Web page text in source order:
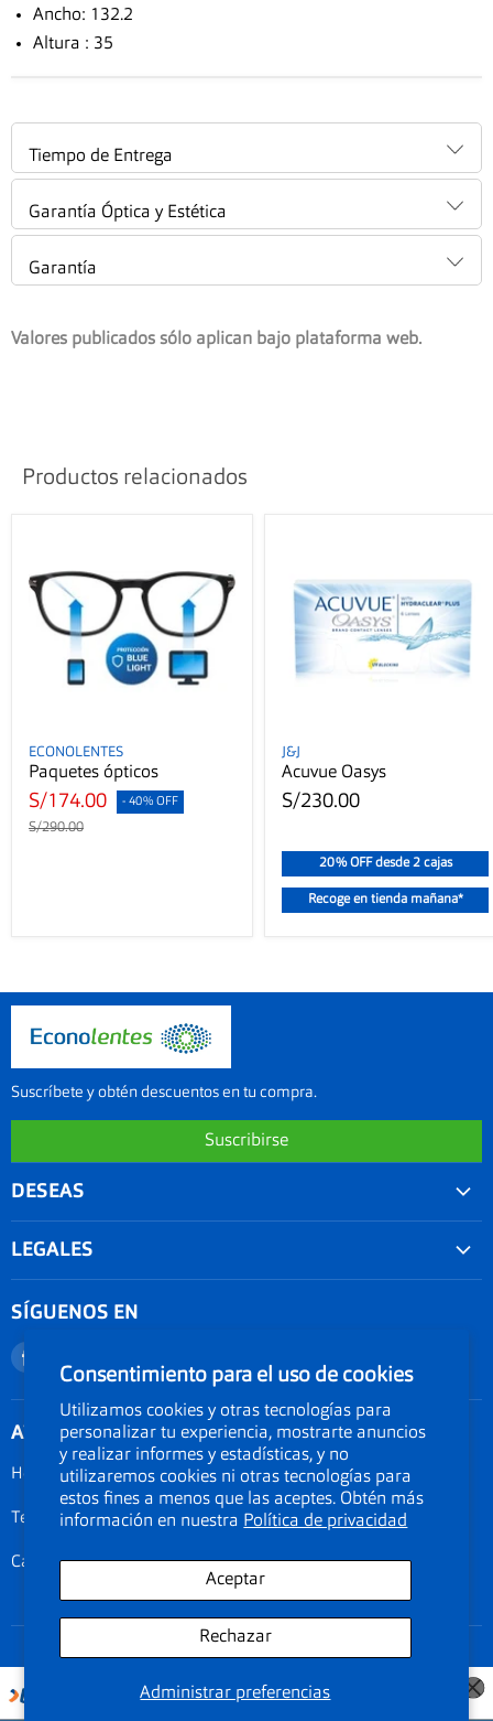
Consentimiento para el uso de cookies
Utilizamos cookies y otras tecnologías para
personalizar tu experiencia, mostrarte anuncios
y realizar informes y estadísticas, y no
utilizaremos cookies ni otras tecnologías para
estos fines a menos que las aceptes. Obtén más
información en nuestra Política de privacidad
Administrar preferencias
Aceptar
Rechazar
Ancho: 132.2
Altura : 35
Tiempo de Entrega
Garantía Óptica y Estética
Garantía
Valores publicados sólo aplican bajo plataforma web.
Productos relacionados
ECONOLENTES
Paquetes ópticos
S/174.00 - 40% OFF
S/290.00
J&J
Acuvue Oasys
S/230.00
20% OFF desde 2 cajas
Recoge en tienda mañana*
Suscríbete y obtén descuentos en tu compra.
Suscribirse
DESEAS
Seguimiento de Pedido
Nuestro blog
Documentos Electronicos Topsa Peru S.A.C
Documentos Electrónicos GMO Peru S.A.C
LEGALES
Promociones
Políticas de Envío
Política de privacidad
Legal de cookies
Documentos electrónicos
SÍGUENOS EN
Facebook
en
Instagram
ATENCIÓN AL CLIENTE
Horarios: Lunes a Viernes de 09:00am a 06:00pm
Teléfono 01-3190134
Calle Amador Merino Reyna 223, San Isidro, Lima Perú
Copyright © 2026 econolentes. Todos los precios y promociones son